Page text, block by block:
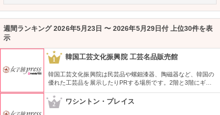
週間ランキング 2026年5月23日 〜 2026年5月29日付 上位30件を表
示
1 韓国工芸文化振興院 工芸名品販売館
韓国工芸文化振興院は民芸品や螺鈿漆器、陶磁器など、韓国の
優れた工芸品を展示したりPRする場所です。2階と3階にギャ
ラリーがあり、1階に販売コーナーの工芸名品販売館がありま
す。美しく、かつ実用性のある商品が売られています。
2 ワシントン・プレイス